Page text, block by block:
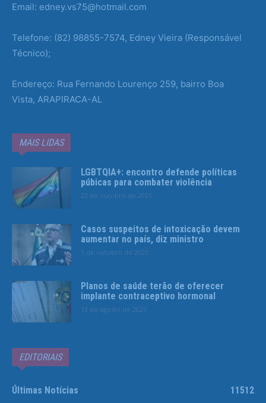
Email: edney.vs75@hotmail.com
Telefone: (82) 98855-7574, Edney Vieira (Responsável
Técnico);
Endereço: Rua Fernando Lourenço 259, bairro Boa
Vista, ARAPIRACA-AL
MAIS LIDAS
LGBTQIA+: encontro defende políticas
púbicas para combater violência
22 de outubro de 2025
Casos suspeitos de intoxicação devem
aumentar no país, diz ministro
1 de outubro de 2025
Planos de saúde terão de oferecer
implante contraceptivo hormonal
13 de agosto de 2025
EDITORIAIS
Últimas Notícias
11512